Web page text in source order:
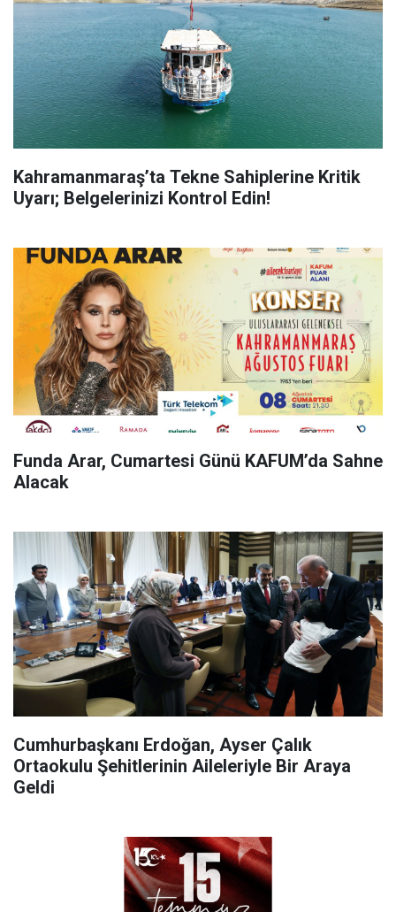
Kahramanmaraş’ta Tekne Sahiplerine Kritik
Uyarı; Belgelerinizi Kontrol Edin!
Funda Arar, Cumartesi Günü KAFUM’da Sahne
Alacak
Cumhurbaşkanı Erdoğan, Ayser Çalık
Ortaokulu Şehitlerinin Aileleriyle Bir Araya
Geldi